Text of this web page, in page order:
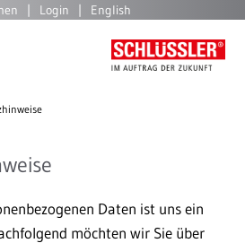
Login English
Daten ist uns ein
möchten wir Sie über